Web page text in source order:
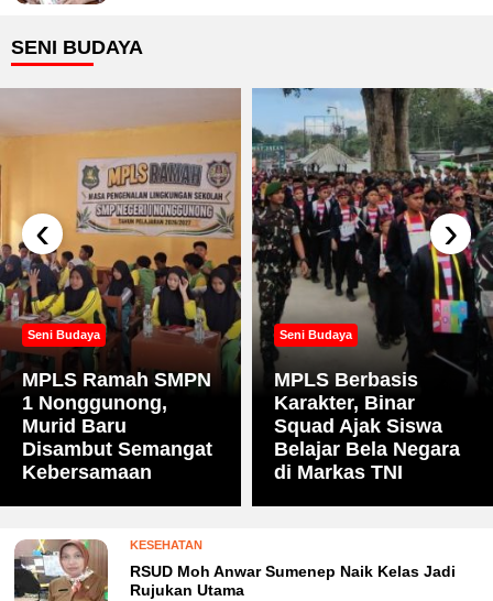
SENI BUDAYA
Seni Budaya
MPLS Ramah SMPN
1 Nonggunong,
Murid Baru
Disambut Semangat
Kebersamaan
Seni Budaya
MPLS Berbasis
Karakter, Binar
Squad Ajak Siswa
Belajar Bela Negara
di Markas TNI
‹ ›
KESEHATAN
RSUD Moh Anwar Sumenep Naik Kelas Jadi
Rujukan Utama